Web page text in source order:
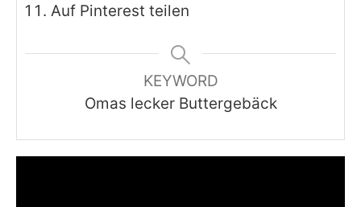
Auf Pinterest teilen
KEYWORD
Omas lecker Buttergebäck